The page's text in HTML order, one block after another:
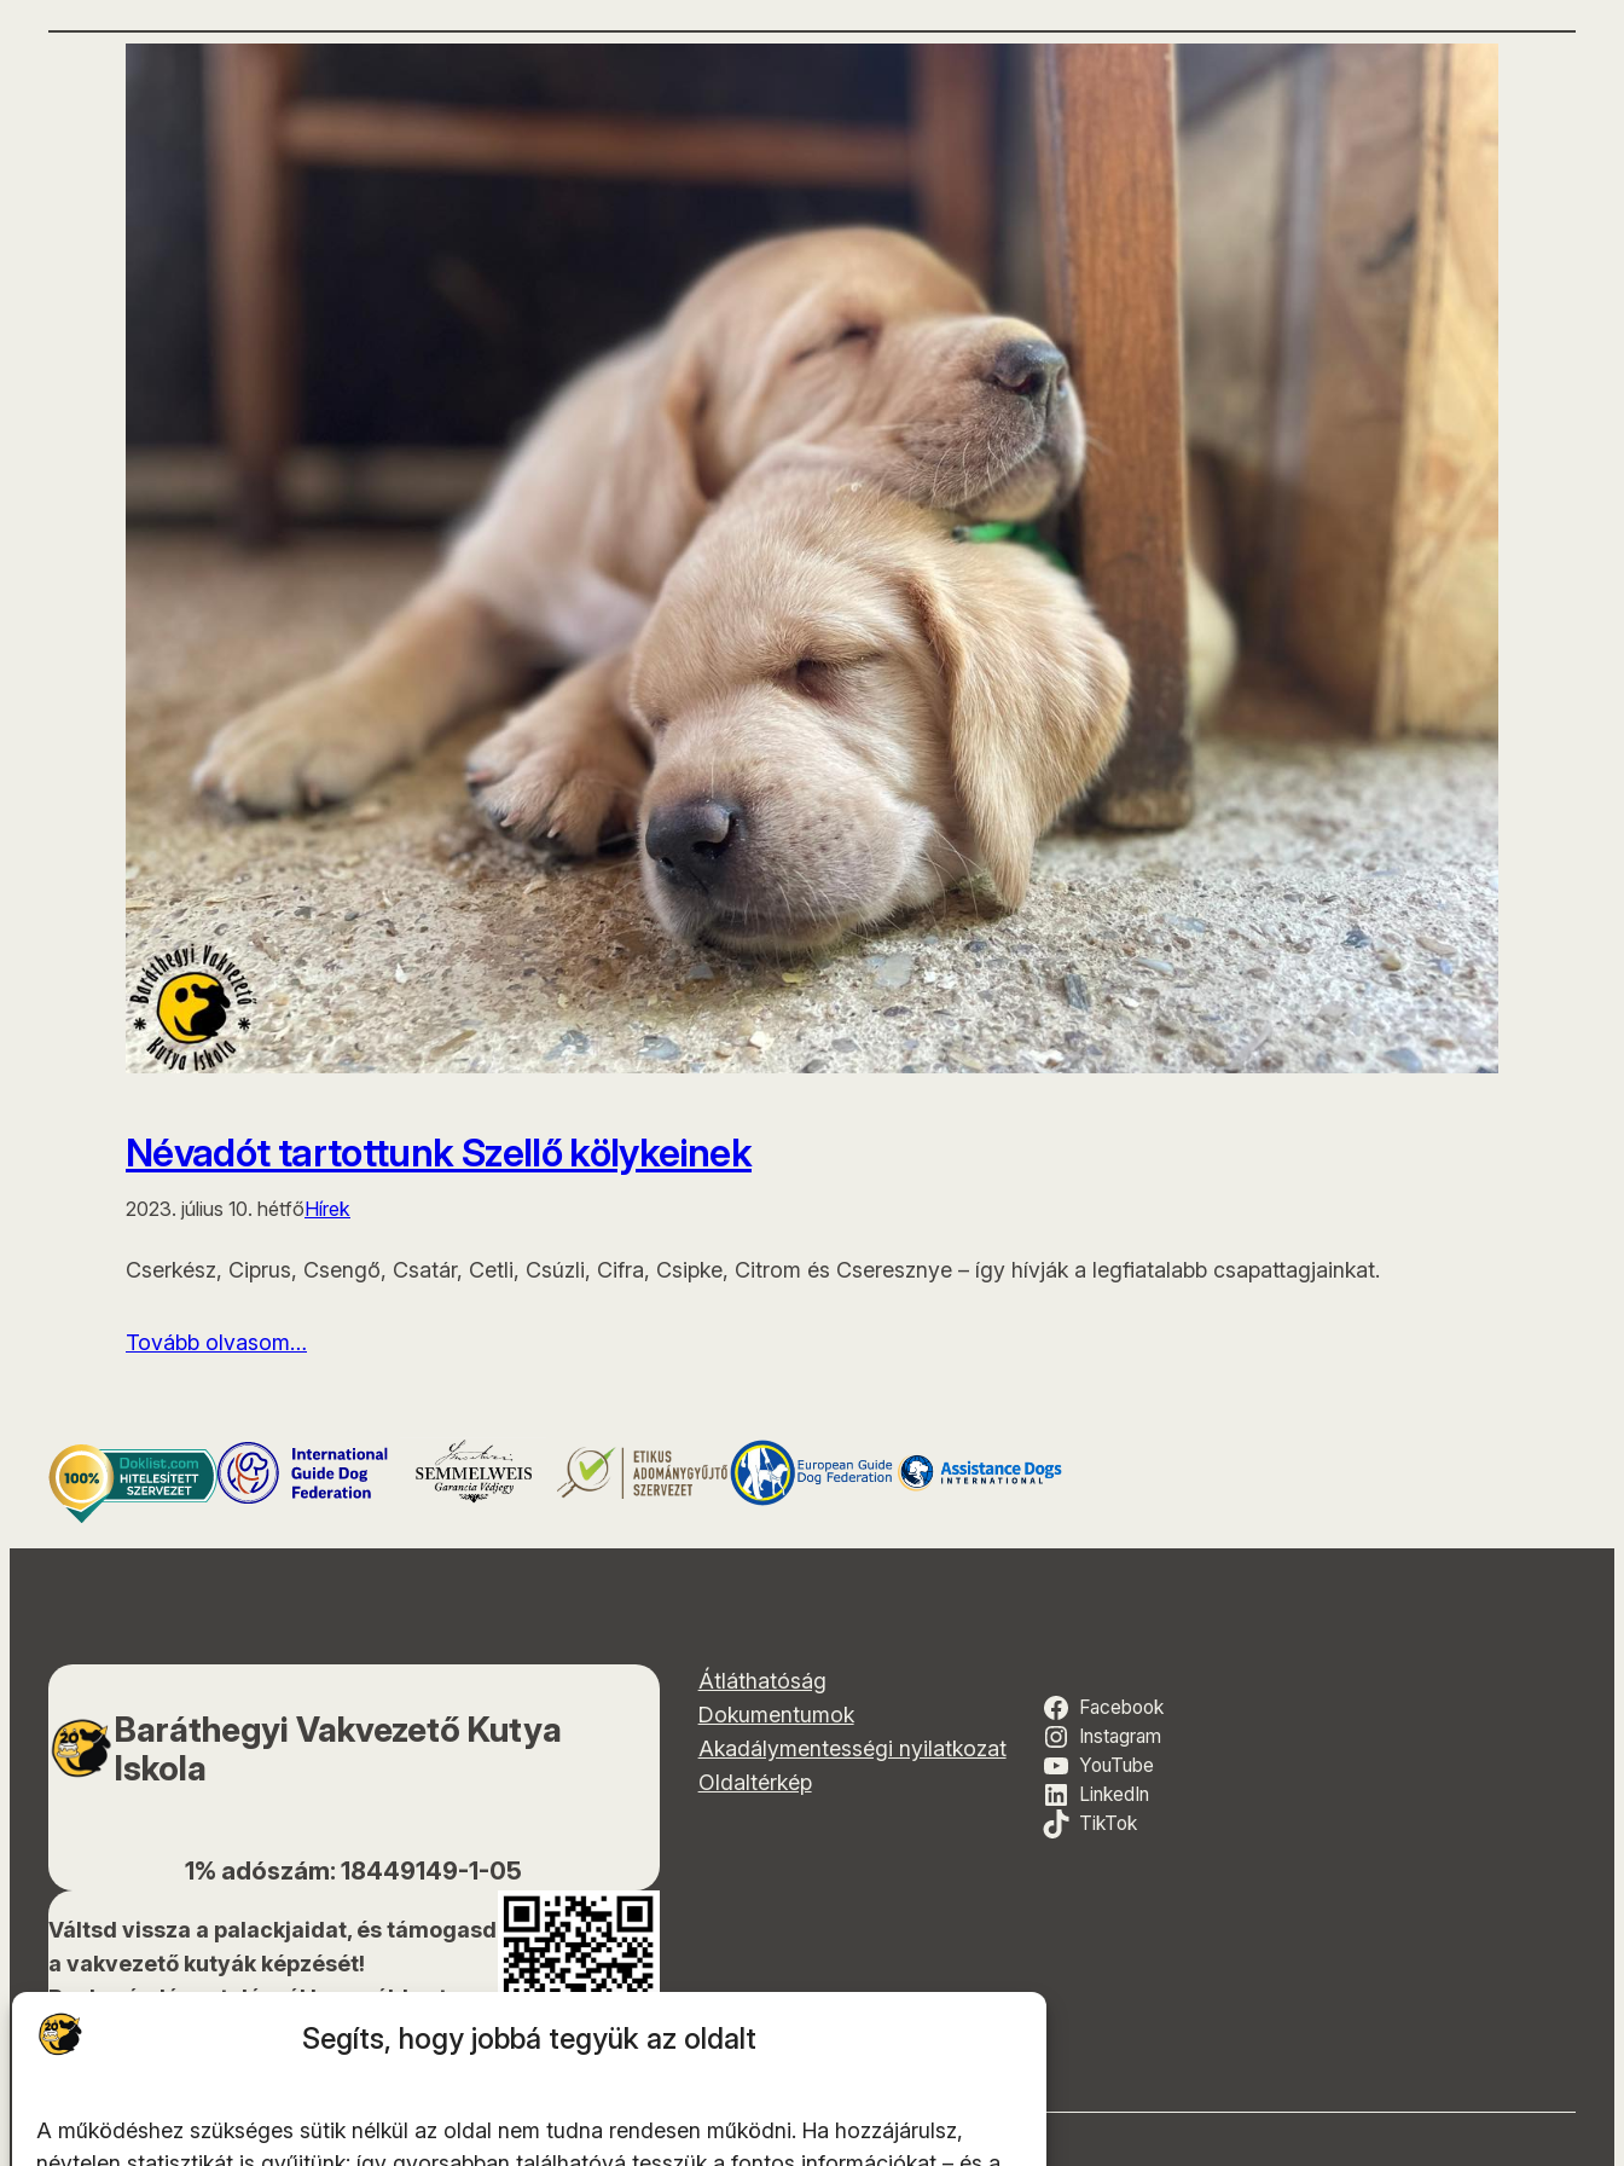
Segíts, hogy jobbá tegyük az oldalt
A működéshez szükséges sütik nélkül az oldal nem tudna rendesen működni. Ha hozzájárulsz,
Névadót tartottunk Szellő kölykeinek
2023. július 10. hétfőHírek
Cserkész, Ciprus, Csengő, Csatár, Cetli, Csúzli, Cifra, Csipke, Citrom és Cseresznye – így hívják a legfiatalabb csapattagjainkat.
Tovább olvasom…
Baráthegyi Vakvezető Kutya
Iskola
1% adószám: 18449149-1-05
Váltsd vissza a palackjaidat, és támogasd
a vakvezető kutyák képzését!
Bankszámlára utalásnál használd ezt a
QR-kódot!
Átláthatóság
Dokumentumok
Akadálymentességi nyilatkozat
Oldaltérkép
Facebook
Instagram
YouTube
LinkedIn
TikTok